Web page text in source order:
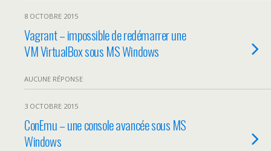
8 OCTOBRE 2015
Vagrant – impossible de redémarrer une
VM VirtualBox sous MS Windows
AUCUNE RÉPONSE
3 OCTOBRE 2015
ConEmu – une console avancée sous MS
Windows